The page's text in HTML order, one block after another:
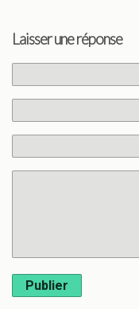
Laisser une réponse
Publier